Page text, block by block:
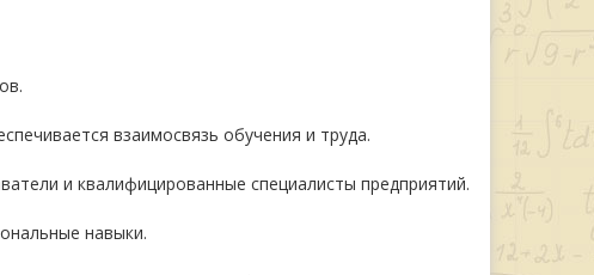
взаимосвязь обучения и труда.
и квалифицированные специалисты предприятий.
навыки.